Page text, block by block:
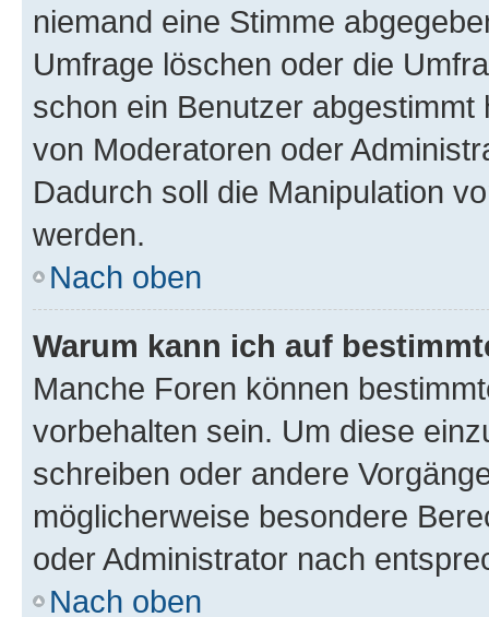
niemand eine Stimme
Umfrage löschen oder die
schon ein Benutzer
von Moderatoren oder
Dadurch soll die Manipulation
werden.
Nach oben
Warum kann ich auf
Manche Foren können
vorbehalten sein. Um diese
schreiben oder andere
möglicherweise besondere
oder Administrator nach
Nach oben